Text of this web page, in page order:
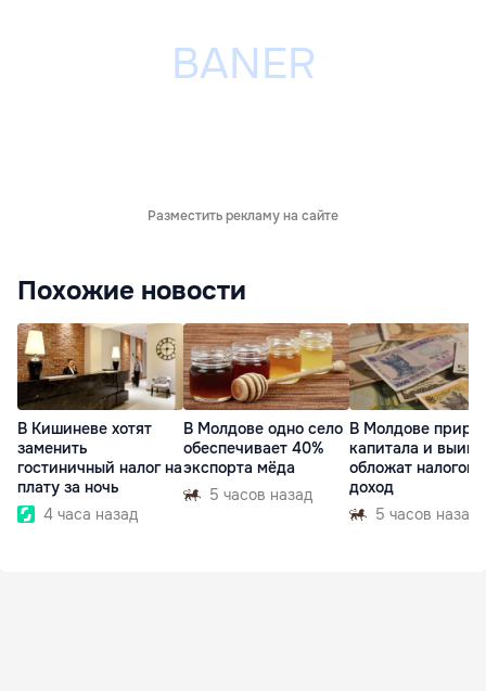
Разместить рекламу на сайте
Похожие новости
В Кишиневе хотят
заменить
гостиничный налог на
плату за ночь
4 часа назад
В Молдове одно село
обеспечивает 40%
экспорта мёда
5 часов назад
В Молдове
капитала и
обложат налогом
доход
5 часов назад